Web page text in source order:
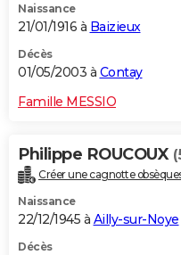
Naissance
21/01/1916 à Baizieux
Décès
01/05/2003 à Contay
Famille MESSIO
Philippe ROUCOUX
Créer une cagnotte
Naissance
22/12/1945 à Ailly-sur-Noye
Décès